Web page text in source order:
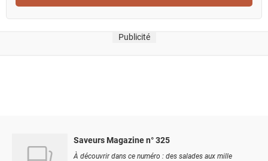
Publicité
Saveurs Magazine n° 325
À découvrir dans ce numéro : des salades aux mille